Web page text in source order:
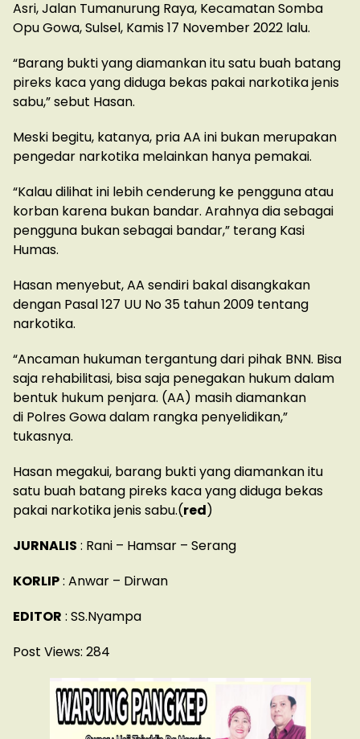
Asri, Jalan Tumanurung Raya, Kecamatan Somba
Opu Gowa, Sulsel, Kamis 17 November 2022 lalu.
“Barang bukti yang diamankan itu satu buah batang
pireks kaca yang diduga bekas pakai narkotika jenis
sabu,” sebut Hasan.
Meski begitu, katanya, pria AA ini bukan merupakan
pengedar narkotika melainkan hanya pemakai.
“Kalau dilihat ini lebih cenderung ke pengguna atau
korban karena bukan bandar. Arahnya dia sebagai
pengguna bukan sebagai bandar,” terang Kasi
Humas.
Hasan menyebut, AA sendiri bakal disangkakan
dengan Pasal 127 UU No 35 tahun 2009 tentang
narkotika.
“Ancaman hukuman tergantung dari pihak BNN. Bisa
saja rehabilitasi, bisa saja penegakan hukum dalam
bentuk hukum penjara. (AA) masih diamankan
di Polres Gowa dalam rangka penyelidikan,”
tukasnya.
Hasan megakui, barang bukti yang diamankan itu
satu buah batang pireks kaca yang diduga bekas
pakai narkotika jenis sabu.(red)
JURNALIS : Rani – Hamsar – Serang
KORLIP: Anwar – Dirwan
EDITOR : SS.Nyampa
Post Views: 284